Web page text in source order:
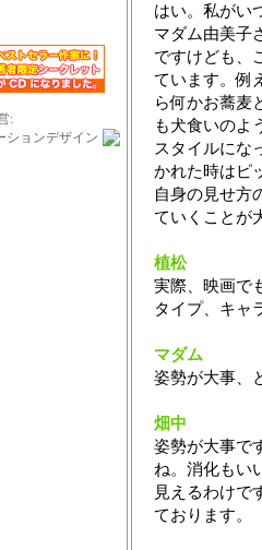
:
ションデザイン
はい。私がい
マダム由美子
ですけども、
ています。例
ら何かお蕎麦
も犬食いのよ
スタイルにな
かれた時はピ
自身の見せ方
ていくことが
植松
実際、映画で
タイプ、キャ
マダム
姿勢が大事、
畑中
姿勢が大事で
ね。消化もい
見えるわけで
ております。